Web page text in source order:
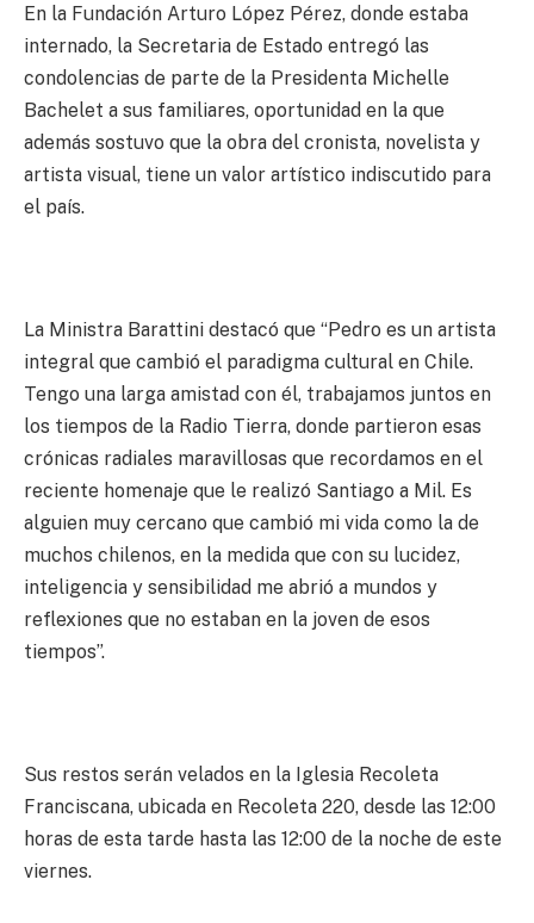
En la Fundación Arturo López Pérez, donde estaba
internado, la Secretaria de Estado entregó las
condolencias de parte de la Presidenta Michelle
Bachelet a sus familiares, oportunidad en la que
además sostuvo que la obra del cronista, novelista y
artista visual, tiene un valor artístico indiscutido para
el país.
La Ministra Barattini destacó que “Pedro es un artista
integral que cambió el paradigma cultural en Chile.
Tengo una larga amistad con él, trabajamos juntos en
los tiempos de la Radio Tierra, donde partieron esas
crónicas radiales maravillosas que recordamos en el
reciente homenaje que le realizó Santiago a Mil. Es
alguien muy cercano que cambió mi vida como la de
muchos chilenos, en la medida que con su lucidez,
inteligencia y sensibilidad me abrió a mundos y
reflexiones que no estaban en la joven de esos
tiempos”.
Sus restos serán velados en la Iglesia Recoleta
Franciscana, ubicada en Recoleta 220, desde las 12:00
horas de esta tarde hasta las 12:00 de la noche de este
viernes.